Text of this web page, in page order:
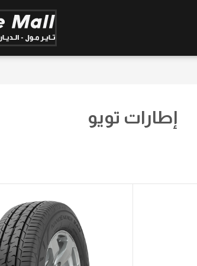
إطارات تويو